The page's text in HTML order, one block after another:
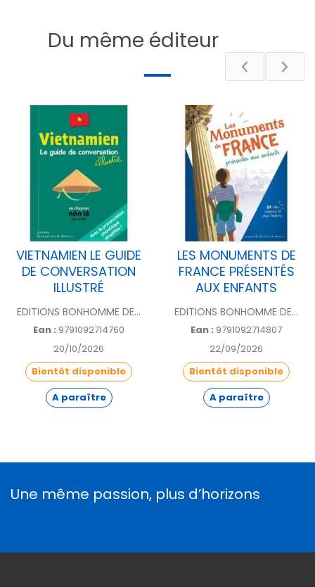
Epaisseur 0.80 cm
BIORET - JULIE GODEFROY
Nombre de
pages
DESCRIPTIF
Du même éditeur
VIETNAMIEN LE GUIDE
DE CONVERSATION
ILLUSTRÉ
EDITIONS BONHOMME DE...
Ean : 9791092714760
20/10/2026
Bientôt disponible
A paraître
LES MONUMENTS DE
FRANCE PRÉSENTÉS
AUX ENFANTS
EDITIONS BONHOMME DE...
Ean : 9791092714807
22/09/2026
Bientôt disponible
A paraître
Une même passion, plus d’horizons